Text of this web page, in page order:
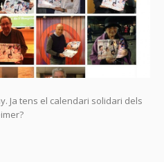
Ja tens el calendari solidari dels